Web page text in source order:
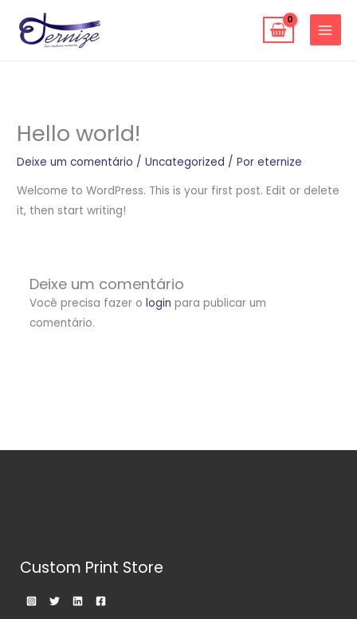
para
Hello world!
Deixe um comentário /Uncategorized / Poreternize
Welcome to WordPress. This is your first post. Edit or delete
it, then start writing!
Deixe um comentário
Você precisa fazer o login para publicar um
comentário.
Custom Print Store